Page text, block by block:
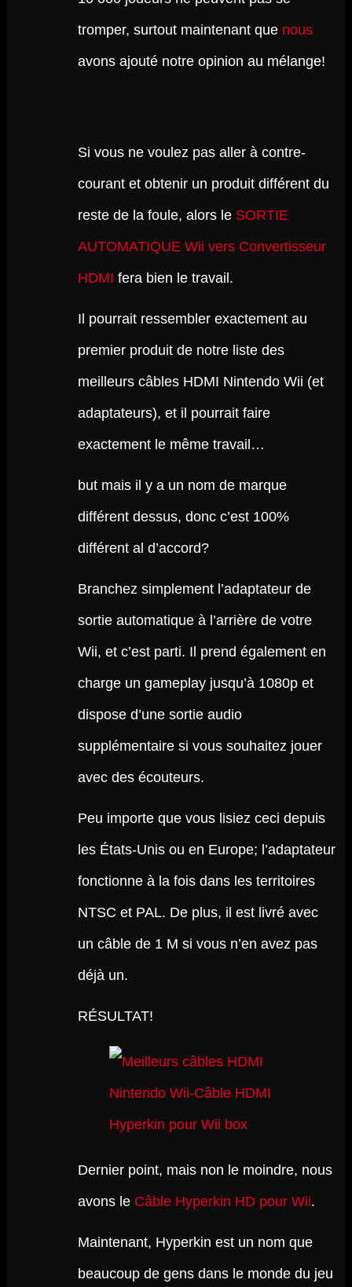
tromper, surtout maintenant que nous
avons ajouté notre opinion au mélange!
Si vous ne voulez pas aller à contre-
courant et obtenir un produit différent du
reste de la foule, alors le SORTIE
AUTOMATIQUE Wii vers Convertisseur
HDMI fera bien le travail.
Il pourrait ressembler exactement au
premier produit de notre liste des
meilleurs câbles HDMI Nintendo Wii (et
adaptateurs), et il pourrait faire
exactement le même travail…
but mais il y a un nom de marque
différent dessus, donc c’est 100%
différent al d’accord?
Branchez simplement l’adaptateur de
sortie automatique à l’arrière de votre
Wii, et c’est parti. Il prend également en
charge un gameplay jusqu’à 1080p et
dispose d’une sortie audio
supplémentaire si vous souhaitez jouer
avec des écouteurs.
Peu importe que vous lisiez ceci depuis
les États-Unis ou en Europe; l’adaptateur
fonctionne à la fois dans les territoires
NTSC et PAL. De plus, il est livré avec
un câble de 1 M si vous n’en avez pas
déjà un.
RÉSULTAT!
Dernier point, mais non le moindre, nous
avons le Câble Hyperkin HD pour Wii.
Maintenant, Hyperkin est un nom que
beaucoup de gens dans le monde du jeu